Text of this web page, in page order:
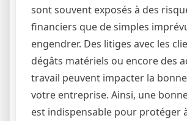
sont souvent exposés à des
financiers que de simples
engendrer. Des litiges avec les
dégâts matériels ou encore des
travail peuvent impacter la
votre entreprise. Ainsi, une
est indispensable pour protéger